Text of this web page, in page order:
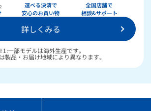
★★★★★
が36回まで無料！
ツ・周辺機器
選べる決済で
安心のお買い物
全国店舗で
相談&サポート
詳しくみる
一部モデルは海外生産です。
製品・お届け地域により異なります。